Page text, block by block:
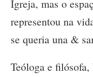
Igreja, mas o
representou na
se queria una &
Teóloga e filósofa,